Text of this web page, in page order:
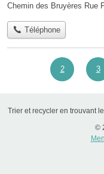
Chemin des Bruyères Rue
Téléphone
2 3
Trier et recycler en trouvant
©